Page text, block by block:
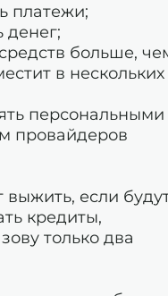
платежи;
денег;
больше,
в нескольких
персональными
провайдеров
выжить, если
кредиты,
только два